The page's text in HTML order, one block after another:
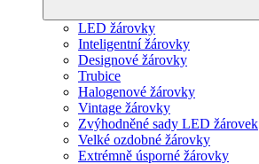
LED žárovky
Inteligentní žárovky
Designové žárovky
Trubice
Halogenové žárovky
Vintage žárovky
Zvýhodněné sady LED žárovek
Velké ozdobné žárovky
Extrémně úsporné žárovky